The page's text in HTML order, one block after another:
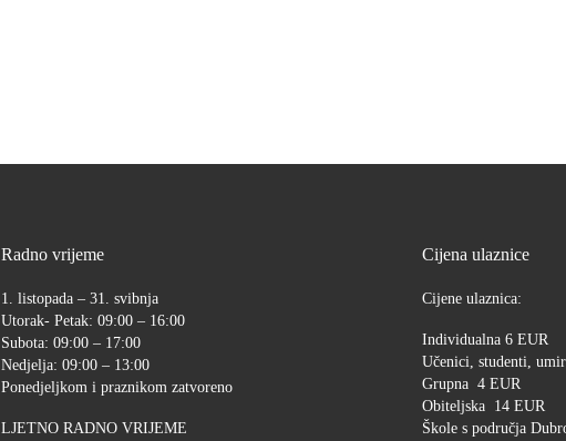
Radno vrijeme
1. listopada – 31. svibnja
Utorak- Petak: 09:00 – 16:00
Subota: 09:00 – 17:00
Nedjelja: 09:00 – 13:00
Ponedjeljkom i praznikom zatvoreno
LJETNO RADNO VRIJEME
Cijena ulaznice
Cijene ulaznica:
Individualna 6 EUR
Učenici, studenti,
Grupna 4 EUR
Obiteljska 14 EUR
Škole s područja